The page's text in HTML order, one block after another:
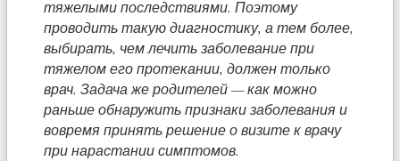
тяжелыми последствиями. Поэтому
проводить такую диагностику, а тем более,
выбирать, чем лечить заболевание при
тяжелом его протекании, должен только
врач. Задача же родителей — как можно
раньше обнаружить признаки заболевания и
вовремя принять решение о визите к врачу
при нарастании симптомов.